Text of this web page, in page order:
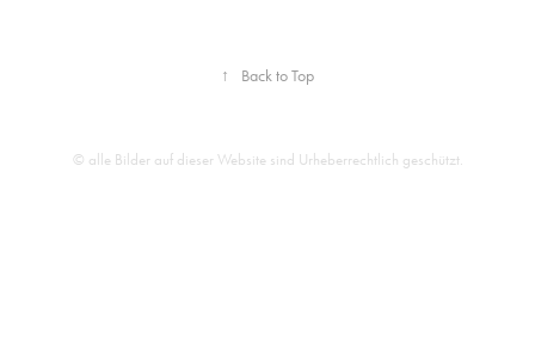
↑ Back to Top
© alle Bilder auf dieser Website sind Urheberrechtlich geschützt.